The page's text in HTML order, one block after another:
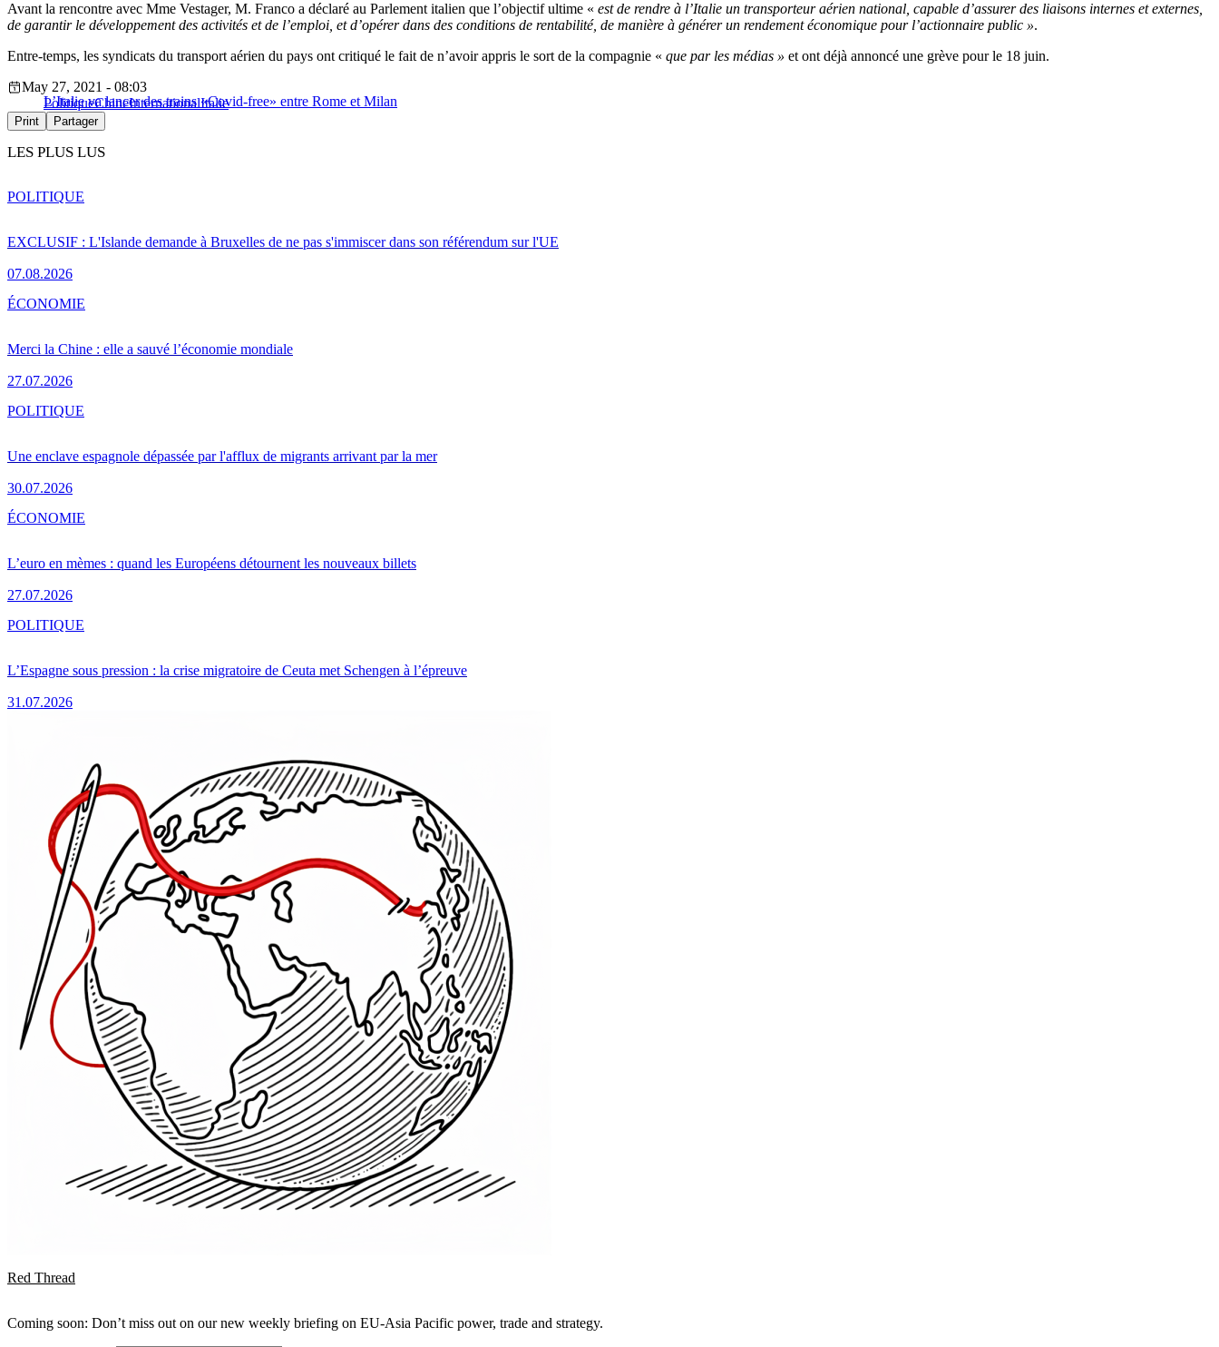
Avant la rencontre avec Mme Vestager, M. Franco a déclaré au Parlement italien que l’objectif ultime « est de rendre à l’Italie un transporteur aérien national, capable d’assurer des liaisons internes et externes,
de garantir le développement des activités et de l’emploi, et d’opérer dans des conditions de rentabilité, de manière à générer un rendement économique pour l’actionnaire public ».
Entre-temps, les syndicats du transport aérien du pays ont critiqué le fait de n’avoir appris le sort de la compagnie « que par les médias » et ont déjà annoncé une grève pour le 18 juin.
L’Italie va lancer des trains «Covid-free» entre Rome et Milan
May 27, 2021 - 08:03
PolitiqueChineInternationalItalie
Print Partager
LES PLUS LUS
EXCLUSIF : L'Islande demande à Bruxelles de ne pas s'immiscer dans son référendum sur l'UE
07.08.2026
POLITIQUE
Merci la Chine : elle a sauvé l’économie mondiale
27.07.2026
ÉCONOMIE
Une enclave espagnole dépassée par l'afflux de migrants arrivant par la mer
30.07.2026
POLITIQUE
L’euro en mèmes : quand les Européens détournent les nouveaux billets
27.07.2026
ÉCONOMIE
L’Espagne sous pression : la crise migratoire de Ceuta met Schengen à l’épreuve
31.07.2026
POLITIQUE
Red Thread
Coming soon: Don’t miss out on our new weekly briefing on EU-Asia Pacific power, trade and strategy.